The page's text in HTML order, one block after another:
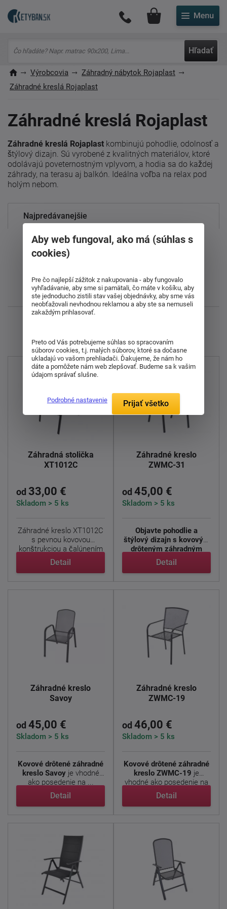
Hľadať
Môj účet
Výrobcovia
Záhradný nábytok Rojaplast
Záhradné kreslá Rojaplast
Záhradné kreslá Rojaplast
Záhradné kreslá Rojaplast kombinujú pohodlie, odolnosť a
štýlový dizajn. Sú vyrobené z kvalitných materiálov, ktoré
odolávajú poveternostným vplyvom, a hodia sa do každej
záhrady, na terasu aj balkón. Ideálna voľba na relax pod
holým nebom.
Najpredávanejšie
Od najdrahšieho
Najnovšie
Záhradná stolička
XT1012C
od 33,00 €
Skladom > 5 ks
Záhradné kreslo XT1012C
s pevnou kovovou
konštrukciou a čalúnením
z ...
Detail
Záhradné kreslo
ZWMC-31
od 45,00 €
Skladom > 5 ks
Objavte pohodlie a
štýlový dizajn s kovovým
drôteným záhradným
kreslom ...
Detail
Záhradné kreslo
Savoy
od 45,00 €
Skladom > 5 ks
Kovové drôtené záhradné
kreslo Savoyje vhodné
ako posedenie na ...
Detail
Záhradné kreslo
ZWMC-19
od 46,00 €
Skladom > 5 ks
Kovové drôtené záhradné
kreslo ZWMC-19 je
vhodné ako posedenie na
...
Detail
Aby web fungoval, ako má (súhlas s
cookies)
Pre čo najlepší zážitok z nakupovania - aby fungovalo
vyhľadávanie, aby sme si pamätali, čo máte v košíku, aby
ste jednoducho zistili stav vašej objednávky, aby sme vás
neobťažovali nevhodnou reklamou a aby ste sa nemuseli
zakaždým prihlasovať.
Preto od Vás potrebujeme súhlas so spracovaním
súborov cookies, t.j. malých súborov, ktoré sa dočasne
ukladajú vo vašom prehliadači. Ďakujeme, že nám ho
dáte a pomôžete nám web zlepšovať. Budeme sa k vašim
údajom správať slušne.
Podrobné nastavenie Prijať všetko